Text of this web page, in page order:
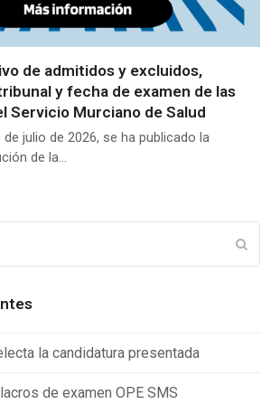
de admitidos y excluidos,
y fecha de examen de las
Servicio Murciano de Salud
julio de 2026, se ha publicado la
de la…
la candidatura presentada
de examen OPE SMS